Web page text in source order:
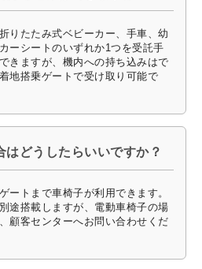
りたたみ式ベビーカー、手車、幼
ーシートのいずれか1つを受託手
きますが、機内への持ち込みはで
地搭乗ゲートで受け取り可能で
はどうしたらいいですか？
ートまで車椅子が利用できます。
途搭載しますが、電動車椅子の場
顧客センターへお問い合わせくだ